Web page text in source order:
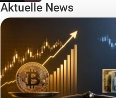
Aktuelle News